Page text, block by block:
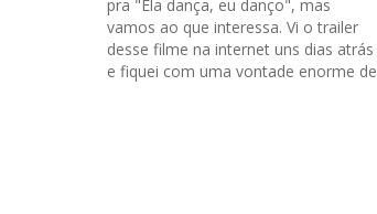
pra "Ela dança, eu danço", mas
vamos ao que interessa. Vi o trailer
desse filme na internet uns dias atrás
e fiquei com uma vontade enorme de